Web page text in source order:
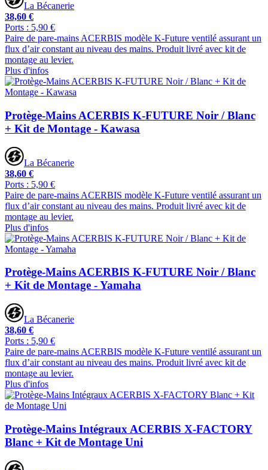
La Bécanerie
38,60 €
Ports : 5,90 €
Paire de pare-mains ACERBIS modèle K-Future ventilé assurant un
flux d’air constant au niveau des mains. Produit livré avec kit de
montage au levier.
Plus d'infos
Protège-Mains ACERBIS K-FUTURE Noir / Blanc
+ Kit de Montage - Kawasa
La Bécanerie
38,60 €
Ports : 5,90 €
Paire de pare-mains ACERBIS modèle K-Future ventilé assurant un
flux d’air constant au niveau des mains. Produit livré avec kit de
montage au levier.
Plus d'infos
Protège-Mains ACERBIS K-FUTURE Noir / Blanc
+ Kit de Montage - Yamaha
La Bécanerie
38,60 €
Ports : 5,90 €
Paire de pare-mains ACERBIS modèle K-Future ventilé assurant un
flux d’air constant au niveau des mains. Produit livré avec kit de
montage au levier.
Plus d'infos
Protège-Mains Intégraux ACERBIS X-FACTORY
Blanc + Kit de Montage Uni